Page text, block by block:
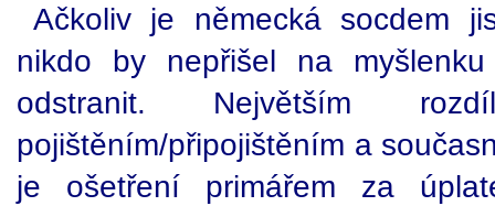
Ačkoliv je německá socdem
nikdo by nepřišel na
odstranit. Největším
pojištěním/připojištěním a
je ošetření primářem za